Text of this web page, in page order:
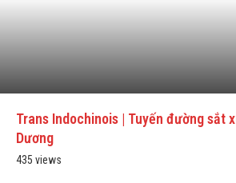
Trans Indochinois | Tuyến đường sắt
Dương
435 views